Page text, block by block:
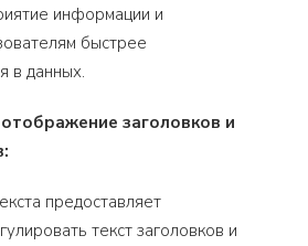
информации и
быстрее
в данных.
заголовков и
предоставляет
текст заголовков и